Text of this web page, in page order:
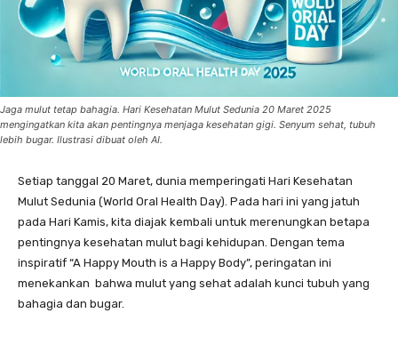
Jaga mulut tetap bahagia. Hari Kesehatan Mulut Sedunia 20 Maret 2025
mengingatkan kita akan pentingnya menjaga kesehatan gigi. Senyum sehat, tubuh
lebih bugar. Ilustrasi dibuat oleh AI.
Setiap tanggal 20 Maret, dunia memperingati Hari Kesehatan
Mulut Sedunia (World Oral Health Day). Pada hari ini yang jatuh
pada Hari Kamis, kita diajak kembali untuk merenungkan betapa
pentingnya kesehatan mulut bagi kehidupan. Dengan tema
inspiratif “A Happy Mouth is a Happy Body”, peringatan ini
menekankan bahwa mulut yang sehat adalah kunci tubuh yang
bahagia dan bugar.